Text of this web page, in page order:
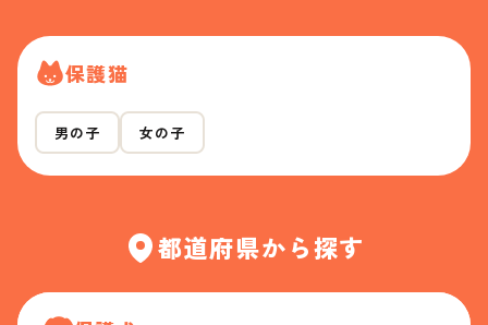
保護猫
男の子 女の子
都道府県から探す